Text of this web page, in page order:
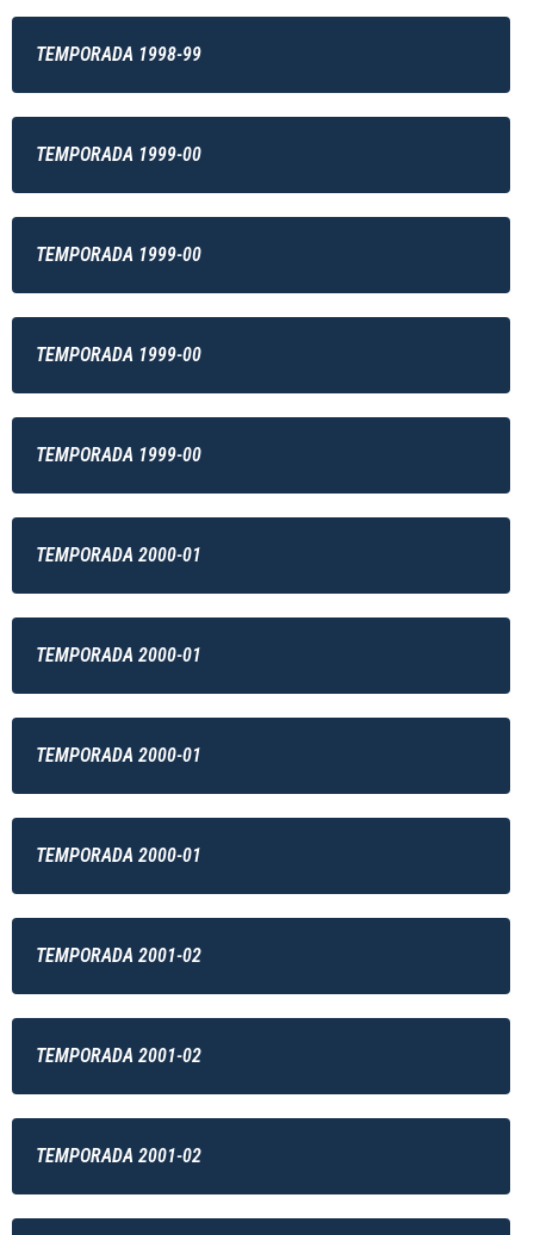
TEMPORADA 1998-99
TEMPORADA 1999-00
TEMPORADA 1999-00
TEMPORADA 1999-00
TEMPORADA 1999-00
TEMPORADA 2000-01
TEMPORADA 2000-01
TEMPORADA 2000-01
TEMPORADA 2000-01
TEMPORADA 2001-02
TEMPORADA 2001-02
TEMPORADA 2001-02